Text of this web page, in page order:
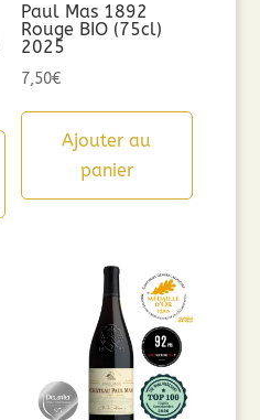
Paul Mas 1892
Rouge BIO (75cl)
2025
7,50€
Ajouter au
panier